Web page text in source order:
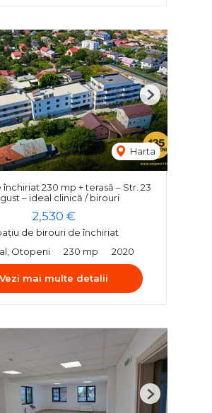
Harta
Next
230 mp + terasă – Str. 23
– ideal clinică / birouri
2,530 €
de birouri de închiriat
Otopeni
230 mp 2020
Vezi mai multe detalii
Next